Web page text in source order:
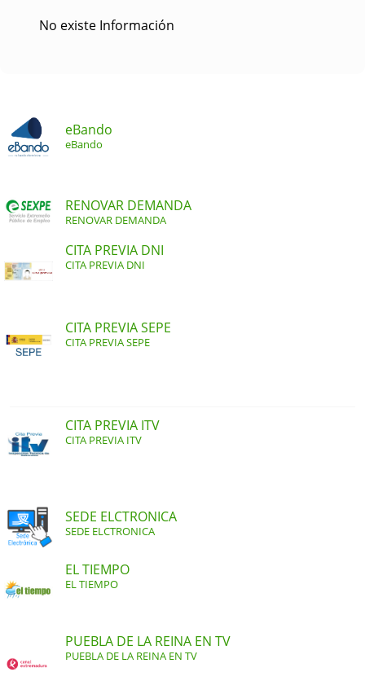
No existe Información
eBando
eBando
RENOVAR DEMANDA
RENOVAR DEMANDA
CITA PREVIA DNI
CITA PREVIA DNI
CITA PREVIA SEPE
CITA PREVIA SEPE
CITA PREVIA ITV
CITA PREVIA ITV
SEDE ELCTRONICA
SEDE ELCTRONICA
EL TIEMPO
EL TIEMPO
PUEBLA DE LA REINA EN TV
PUEBLA DE LA REINA EN TV